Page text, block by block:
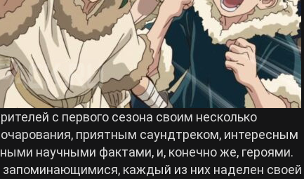
с первого сезона своим несколько
приятным саундтреком, интересным
научными фактами, и, конечно же, героями.
каждый из них наделен своей